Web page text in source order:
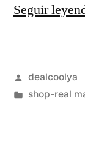
Seguir
Publicado
por
dealcoolya
Publicado
shop-real